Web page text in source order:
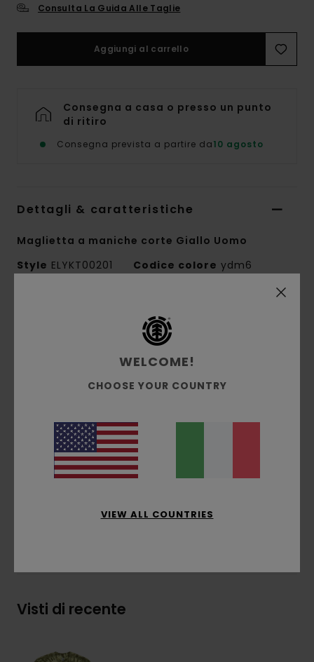
Consulta La Guida Alle Taglie
Aggiungi al carrello
Consegna a casa o presso un punto
di ritiro
Consegna prevista a partire da10 agosto
Dettagli & caratteristiche
Maglietta a maniche corte Giallo Uomo
Style ELYKT00201 Codice colore ydm6
Conscious by Nature:cotone GOTS biologico
cotone biologico
Collo:girocollo
Ricamo sul petto
Composizione[Tessuto principale] 100% cotone
Visti di recente
WELCOME!
CHOOSE YOUR COUNTRY
VIEW ALL COUNTRIES